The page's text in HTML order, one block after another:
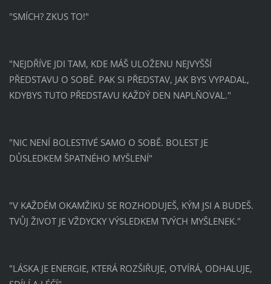
"SMÍCH? ZKUS TO!"
"NEJDŘÍVE JDI TAM, KDE MÁŠ ULOŽENU NEJVYŠŠÍ
PŘEDSTAVU O SOBĚ. PAK SI PŘEDSTAV, JAK BYS VYPADAL,
KDYBYS TUTO PŘEDSTAVU KAŽDÝ DEN NAPLŇOVAL."
"NIC NENÍ BOLESTIVÉ SAMO O SOBĚ. BOLEST JE
DŮSLEDKEM ŠPATNÉHO MYŠLENÍ"
"V KAŽDÉM OKAMŽIKU SE ROZHODUJEŠ, KÝM JSI A BUDEŠ.
TVŮJ ŽIVOT JE VŽDYCKY VÝSLEDKEM TVÝCH MYŠLENEK."
"LÁSKA JE ENERGIE, KTERÁ ROZŠIŘUJE, OTVÍRÁ, ODHALUJE,